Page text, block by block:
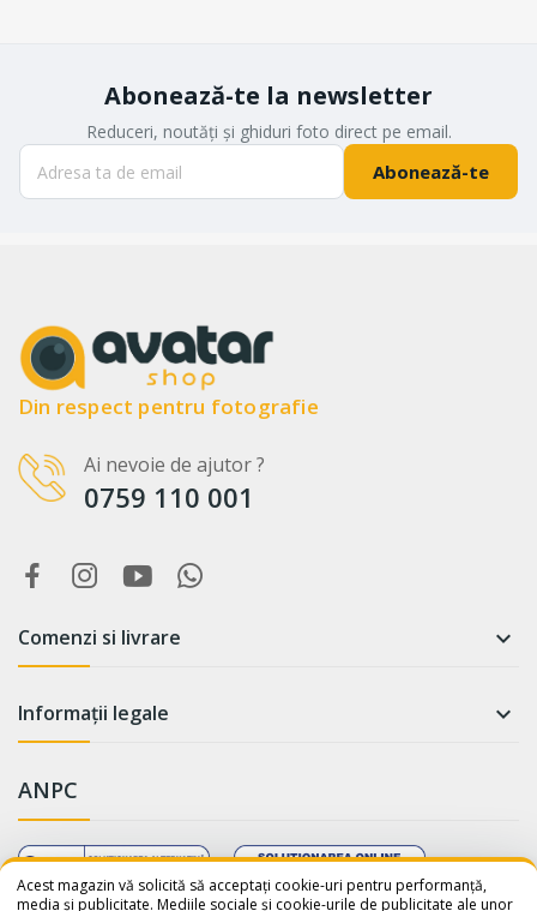
WhatsApp
Abonează-te la newsletter
Reduceri, noutăți și ghiduri foto direct pe email.
Abonează-te
Din respect pentru fotografie
Ai nevoie de ajutor ?
0759 110 001
Comenzi si livrare 
Informații legale 
ANPC
Acest magazin vă solicită să acceptați cookie-uri pentru performanță,
media și publicitate. Mediile sociale și cookie-urile de publicitate ale unor